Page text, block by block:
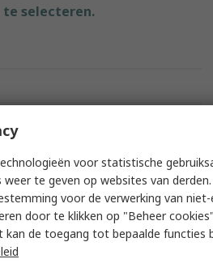
selecteren.
3.0, PCIe Gen 3.0, HDMI
voor statistische
te geven op websites van
voor de verwerking van niet-
door te klikken op "Beheer
de toegang tot bepaalde functies